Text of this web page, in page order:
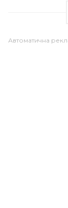
Автоматична